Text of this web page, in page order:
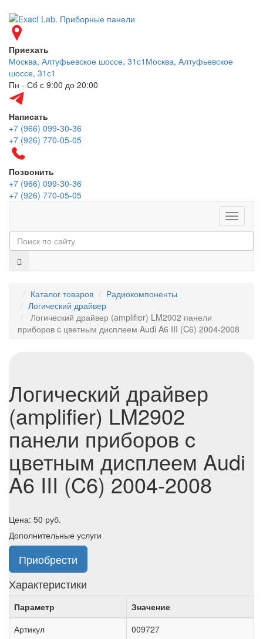
Приехать
Москва, Алтуфьевское шоссе, 31с1 Москва, Алтуфьевское
шоссе, 31с1
Пн - Сб с 9:00 до 20:00
Написать
+7 (966) 099-30-36
+7 (926) 770-05-05
Позвонить
+7 (966) 099-30-36
+7 (926) 770-05-05
Меню
Каталог товаров
Радиокомпоненты
Логический драйвер
Логический драйвер (amplifier) LM2902 панели
приборов c цветным дисплеем Audi A6 III (C6) 2004-2008
Логический драйвер
(amplifier) LM2902
панели приборов c
цветным дисплеем Audi
A6 III (C6) 2004-2008
Цена: 50 руб.
Дополнительные услуги
Приобрести
Характеристики
Параметр
Значение
Артикул
009727